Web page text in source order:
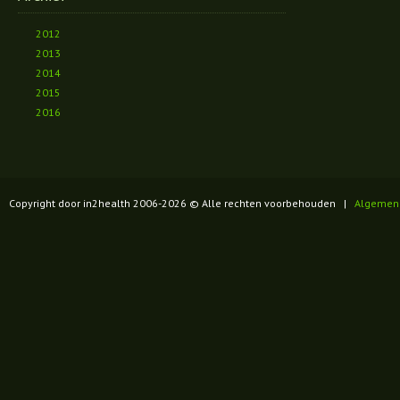
2012
2013
2014
2015
2016
Copyright door in2health 2006-2026 © Alle rechten voorbehouden |